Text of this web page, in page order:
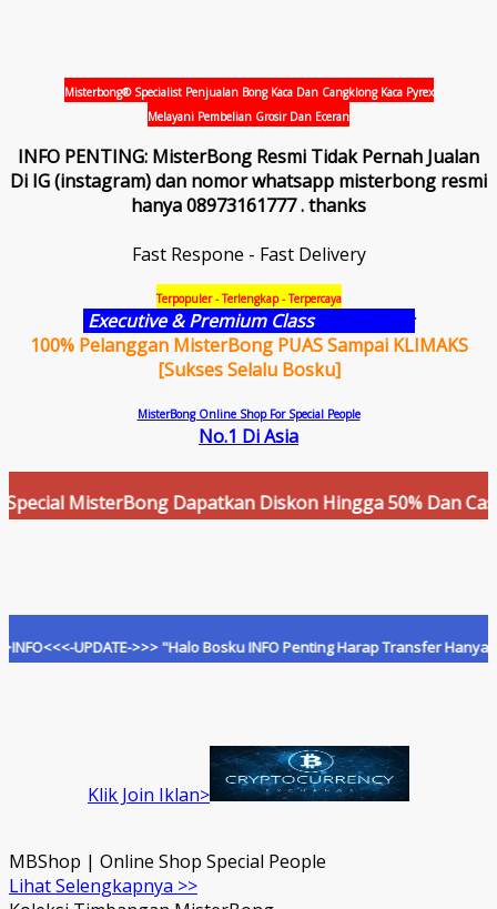
Misterbong® Specialist Penjualan Bong Kaca Dan Cangklong Kaca Pyrex
Melayani Pembelian Grosir Dan Eceran
INFO PENTING: MisterBong Resmi Tidak Pernah Jualan
Di IG (instagram) dan nomor whatsapp misterbong resmi
hanya 08973161777 . thanks
Fast Respone - Fast Delivery
Terpopuler - Terlengkap - Terpercaya
Executive & Premium Class
100% Pelanggan MisterBong PUAS Sampai KLIMAKS
[Sukses Selalu Bosku]
MisterBong Online Shop For Special People
No.1 Di Asia
MisterBong Dapatkan Diskon Hingga 50% Dan
UPDATE->>> "Halo Bosku INFO Penting Harap Transfer Hanya Ke
Klik Join Iklan>
MBShop | Online Shop Special People
Lihat Selengkapnya >>